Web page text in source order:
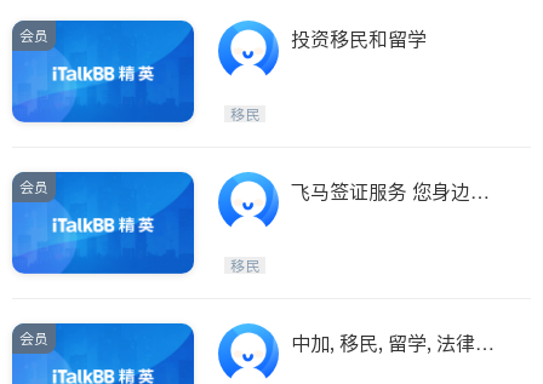
会员 投资移民和留学
移民
会员
飞马签证服务 您身边的
移民
会员
中加, 移民, 留学, 法律服